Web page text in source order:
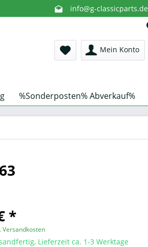
info@g-classicparts.de
Mein Konto
%Sonderposten% Abverkauf%
*
Versandkosten
Lieferzeit ca. 1-3 Werktage